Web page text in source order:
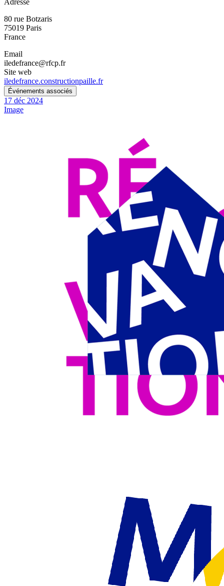
Adresse
80 rue Botzaris
75019 Paris
France
Email
iledefrance@rfcp.fr
Site web
iledefrance.constructionpaille.fr
Événements associés
17 déc 2024
Image